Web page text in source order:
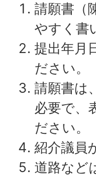
請願書（
やすく書
提出年月
ださい。
請願書は
必要で、
ださい。
紹介議員
道路など